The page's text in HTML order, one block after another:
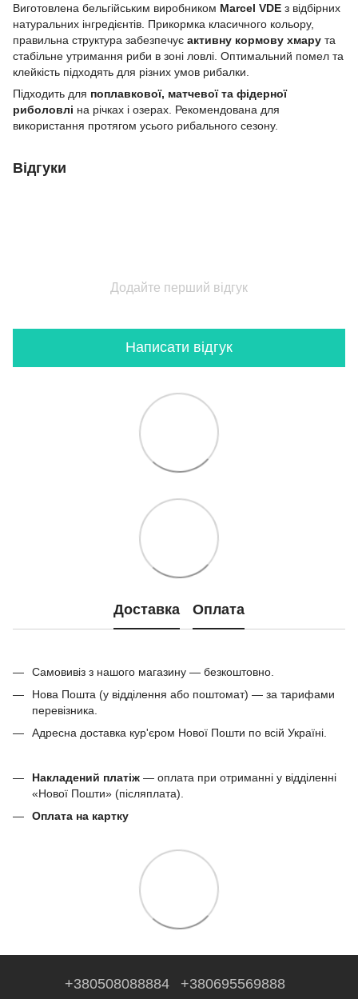
Виготовлена бельгійським виробником Marcel VDE з відбірних
натуральних інгредієнтів. Прикормка класичного кольору,
правильна структура забезпечує активну кормову хмару та
стабільне утримання риби в зоні ловлі. Оптимальний помел та
клейкість підходять для різних умов рибалки.
Підходить для поплавкової, матчевої та фідерної
риболовлі на річках і озерах. Рекомендована для
використання протягом усього рибального сезону.
Відгуки
Додайте перший відгук
Написати відгук
Доставка Оплата
Самовивіз з нашого магазину — безкоштовно.
Нова Пошта (у відділення або поштомат) — за тарифами
перевізника.
Адресна доставка кур'єром Нової Пошти по всій Україні.
Накладений платіж — оплата при отриманні у відділенні
«Нової Пошти» (післяплата).
Оплата на картку
+380508088884 +380695569888